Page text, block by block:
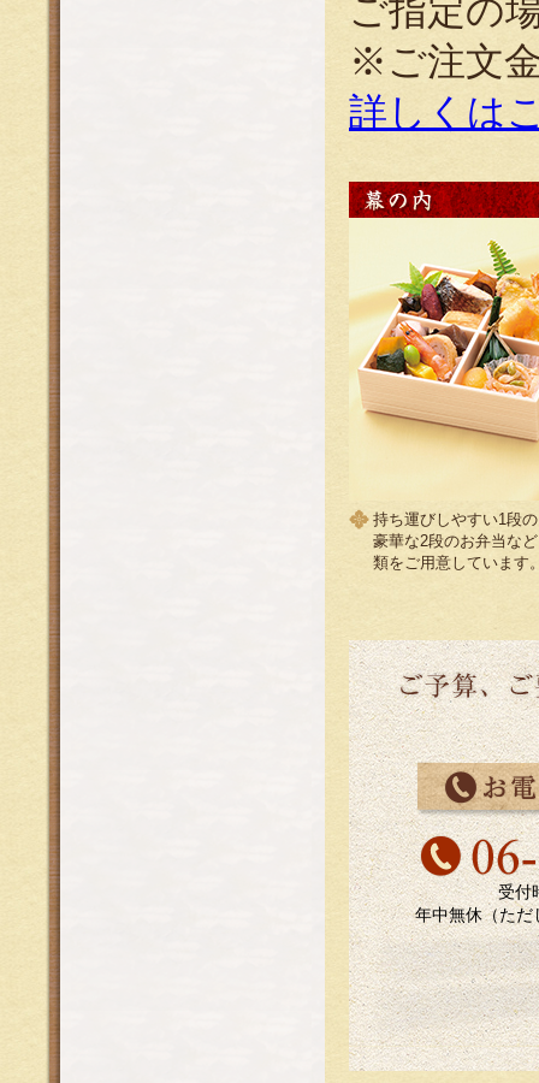
ご指定の
※ご注文
詳しくは
持ち運びしやすい1段
豪華な2段のお弁当な
類をご用意しています
受付
年中無休（ただ